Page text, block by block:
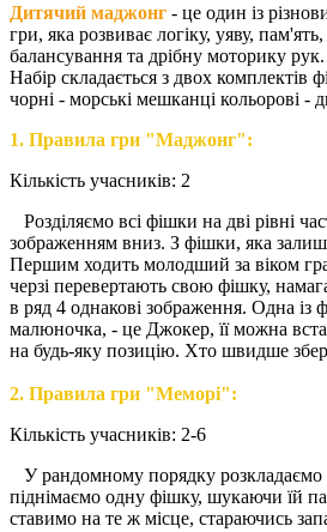
Дитячий маджонг - це один із
гри, яка розвиває логіку, уяву,
балансування та дрібну моторику рук.
Набір складається з двох комплектів
чорні - морські мешканці кольорові -
1. Правила гри "Маджонг":
Кількість учасників: 2
Розділяємо всі фішки на дві рівні
зображенням вниз. З фішки, яка
Першим ходить молодший за віком
черзі перевертають свою фішку,
в ряд 4 однакові зображення. Одна із
малюночка, - це Джокер, її можна
на будь-яку позицію. Хто швидше
2. Правила гри "Меморі":
Кількість учасників: 2-6
У рандомному порядку розкладаємо
піднімаємо одну фішку, шукаючи їй
ставимо на те ж місце, стараючись